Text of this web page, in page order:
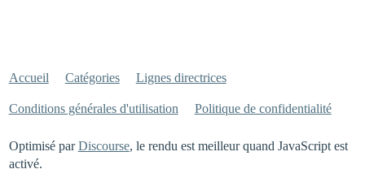
Accueil Catégories Lignes directrices
Conditions générales d'utilisation Politique de confidentialité
Optimisé parDiscourse, le rendu est meilleur quand JavaScript est
activé.